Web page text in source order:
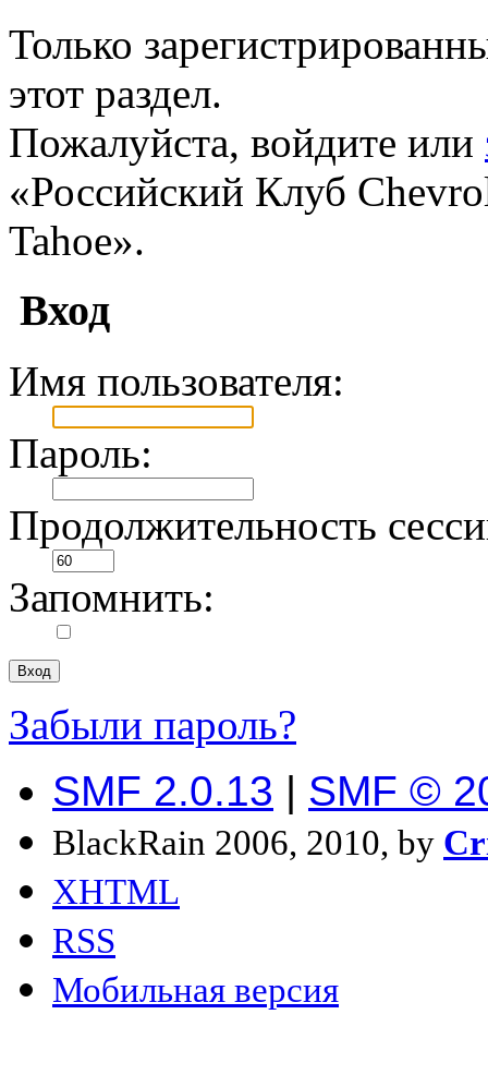
Только
этот раздел.
Пожалуйста, войдите или
«Российский Клуб
Tahoe».
Вход
Имя пользователя:
Пароль:
Продолжительность
Запомнить:
Забыли пароль?
SMF 2.0.13 | SMF ©
BlackRain 2006, 2010, by
XHTML
RSS
Мобильная версия